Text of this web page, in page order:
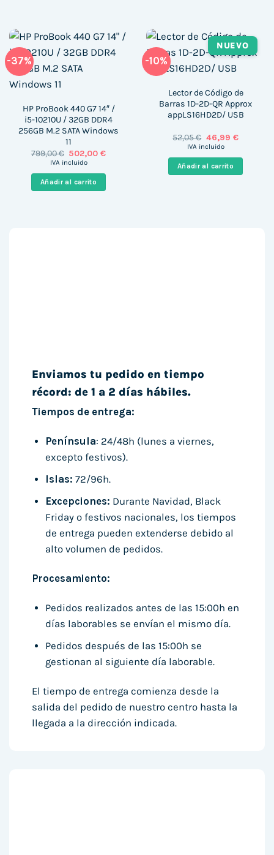
-37%
HP ProBook 440 G7 14″ /
i5-10210U / 32GB DDR4
256GB M.2 SATA Windows
11
799,00€ El
precio
era:
799,00 €.
502,00€El
es:
502,00 €.
IVA incluido
Añadir al carrito
-10%
NUEVO
Lector de Código de
Barras 1D-2D-QR Approx
appLS16HD2D/ USB
52,05€ El
precio
era:
52,05 €.
46,99 €El
es:
46,99 €.
IVA incluido
Añadir al carrito
Enviamos tu pedido en tiempo
récord: de 1 a 2 días hábiles.
Tiempos de entrega:
Península: 24/48h (lunes a viernes,
excepto festivos).
Islas: 72/96h.
Excepciones: Durante Navidad, Black
Friday o festivos nacionales, los tiempos
de entrega pueden extenderse debido al
alto volumen de pedidos.
Procesamiento:
Pedidos realizados antes de las 15:00h en
días laborables se envían el mismo día.
Pedidos después de las 15:00h se
gestionan al siguiente día laborable.
El tiempo de entrega comienza desde la
salida del pedido de nuestro centro hasta la
llegada a la dirección indicada.